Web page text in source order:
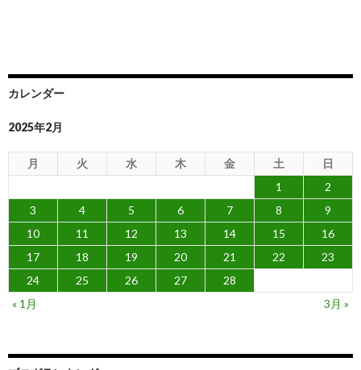
カレンダー
2025年2月
月 火 水 木 金 土
日
1
2
3
4 5 6 7 8
9
10
11 12 13 14 15
16
17
18 19 20 21 22
23
24
25 26 27
28
« 1月
3月 »